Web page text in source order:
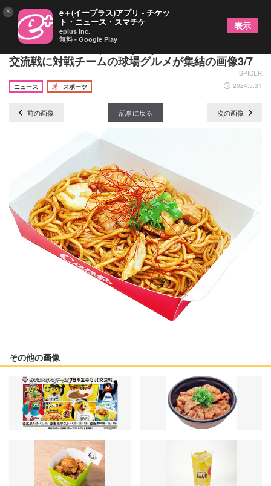
甲子園カレーがみずほPayPayドームに！ ホークス
交流戦に対戦チームの球場グルメが集結の画像3/7
SPICER
ニュース
スポーツ 2024.5.31
前の画像 記事に戻る 次の画像
その他の画像
× e＋(イープラス)アプリ - チケッ
ト・ニュース・スマチケ
eplus inc.
無料 - Google Play
表示